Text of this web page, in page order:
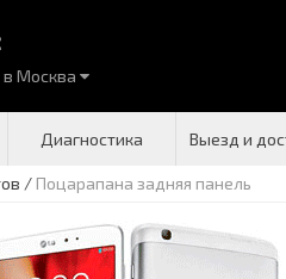
в Москва
Диагностика Выезд и
/ Поцарапана задняя панель